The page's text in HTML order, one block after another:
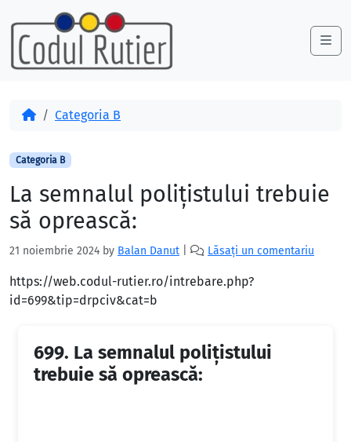
Skip to content
Skip to footer
AcasăCategoria B
Categoria B
La semnalul poliţistului trebuie
să oprească:
21 noiembrie 2024 by Balan Danut Lăsați un comentariu
https://web.codul-rutier.ro/intrebare.php?
id=699&tip=drpciv&cat=b
699. La semnalul poliţistului
trebuie să oprească: